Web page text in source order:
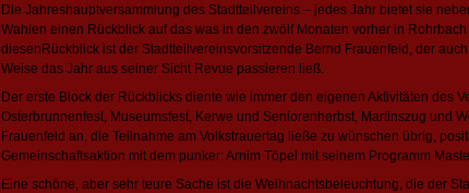
Die Jahreshauptversammlung des Stadtteilvereins – jedes Jahr bietet sie
Wahlen einen Rückblick auf das was in den zwölf Monaten vorher in
diesenRückblick ist der Stadtteilvereinsvorsitzende Bernd Frauenfeld, der
Weise das Jahr aus seiner Sicht Revue passieren ließ.
Der erste Block der Rückblicks diente wie immer den eigenen Aktivitäten des
Osterbrunnenfest, Museumsfest, Kerwe und Seniorenherbst, Martinszug und
Frauenfeld an, die Teilnahme am Volkstrauertag ließe zu wünschen übrig,
Gemeinschaftsaktion mit dem punker: Arnim Töpel mit seinem Programm
Eine schöne, aber sehr teure Sache ist die Weihnachtsbeleuchtung, die der